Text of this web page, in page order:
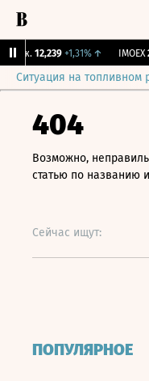
12,239 +1,31% ↑ IMOEX 2
Ситуация на топливном
404
Возможно,
статью по названию
Сейчас ищут:
ПОПУЛЯРНОЕ